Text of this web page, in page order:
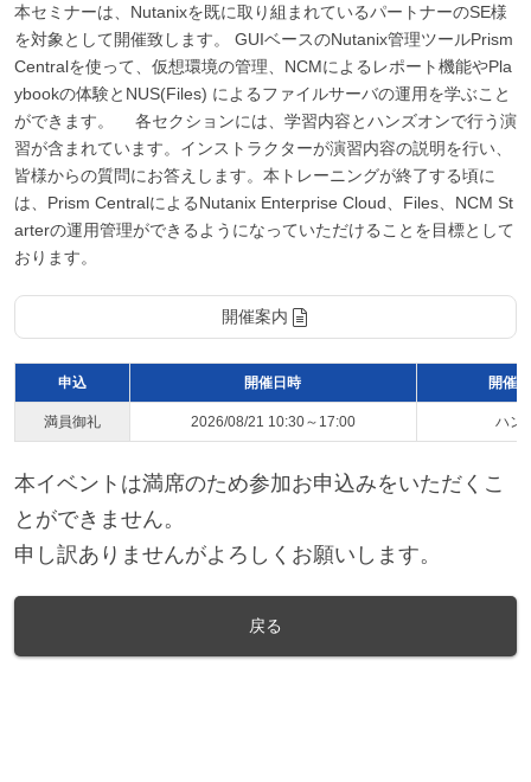
本セミナーは、Nutanixを既に取り組まれているパートナーのSE様
を対象として開催致します。 GUIベースのNutanix管理ツールPrism
Centralを使って、仮想環境の管理、NCMによるレポート機能やPla
ybookの体験とNUS(Files) によるファイルサーバの運用を学ぶこと
ができます。 各セクションには、学習内容とハンズオンで行う演
習が含まれています。インストラクターが演習内容の説明を行い、
皆様からの質問にお答えします。本トレーニングが終了する頃に
は、Prism CentralによるNutanix Enterprise Cloud、Files、NCM St
arterの運用管理ができるようになっていただけることを目標として
おります。
開催案内
申込 開催日時 開催
満員御礼 2026/08/21 10:30～17:00 ハン
本イベントは満席のため参加お申込みをいただくこ
とができません。
申し訳ありませんがよろしくお願いします。
戻る